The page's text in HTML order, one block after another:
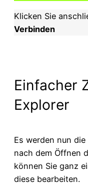
Klicken Sie
Verbinden
Einfacher
Explorer
Es werden nun
nach dem Öffnen
können Sie ganz
diese bearbeiten.